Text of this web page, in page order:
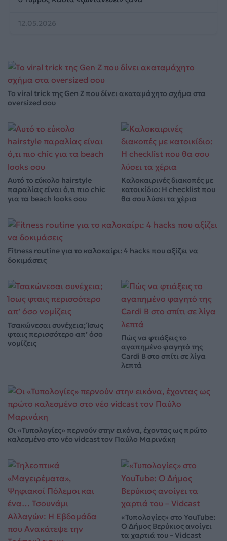
12.05.2026
Το viral trick της Gen Z που δίνει ακαταμάχητο σχήμα στα
oversized σου
Αυτό το εύκολο hairstyle
παραλίας είναι ό,τι πιο chic
για τα beach looks σου
Καλοκαιρινές διακοπές με
κατοικίδιο: Η checklist που
θα σου λύσει τα χέρια
Fitness routine για το καλοκαίρι: 4 hacks που αξίζει να
δοκιμάσεις
Τσακώνεσαι συνέχεια; Ίσως
φταις περισσότερο απ’ όσο
νομίζεις
Πώς να φτιάξεις το
αγαπημένο φαγητό της
Cardi B στο σπίτι σε λίγα
λεπτά
Οι «Τυπολογίες» περνούν στην εικόνα, έχοντας ως πρώτο
καλεσμένο στο νέο vidcast τον Παύλο Μαρινάκη
«Τυπολογίες» στο YouTube:
Ο Δήμος Βερύκιος ανοίγει
τα χαρτιά του – Vidcast